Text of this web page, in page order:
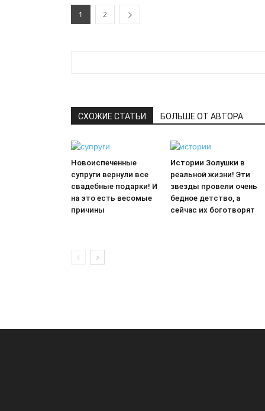
1 2
СХОЖИЕ СТАТЬИ БОЛЬШЕ ОТ АВТОРА
Новоиспеченные
супруги вернули все
свадебные подарки! И
на это есть весомые
причины
Истории Золушки в
реальной жизни! Эти
звезды провели очень
бедное детство, а
сейчас их боготворят